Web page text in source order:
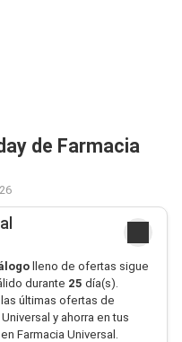
de Farmacia
lleno de ofertas sigue
durante 25 día(s).
últimas ofertas de
y ahorra en tus
Farmacia Universal.